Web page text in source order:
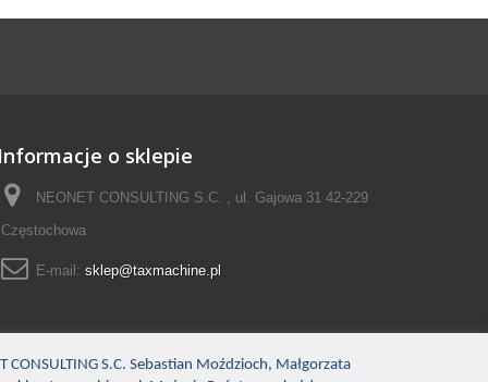
Informacje o sklepie
NEONET CONSULTING S.C. , ul. Gajowa 31 42-229
Częstochowa
E-mail: sklep@taxmachine.pl
S.C. Sebastian Moździoch, Małgorzata